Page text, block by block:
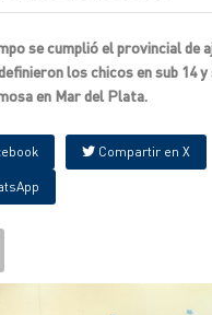
se cumplió el provincial de
los chicos en sub 14 y
en Mar del Plata.
Compartir en X